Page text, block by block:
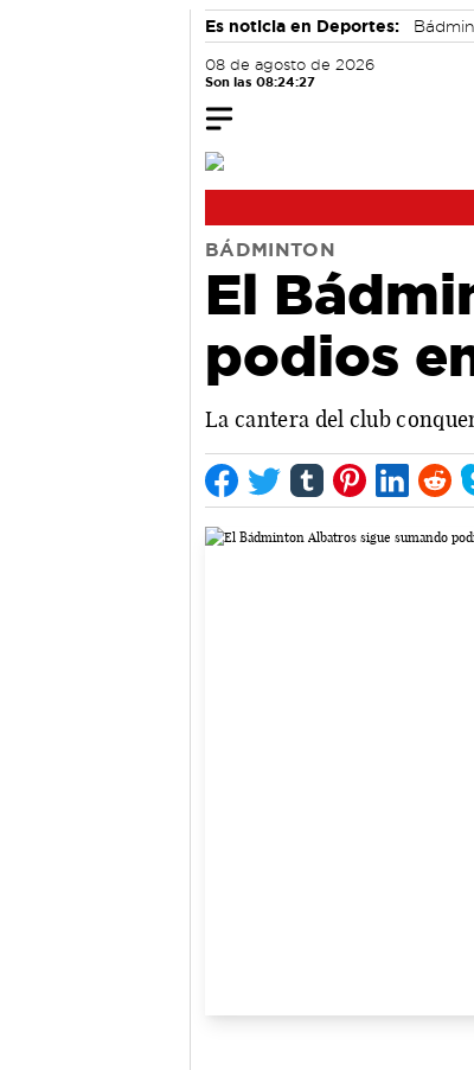
Es noticia en Deportes:
08 de agosto de 2026
Son las 08:24:27
BÁDMINTON
El
podios
La cantera del club